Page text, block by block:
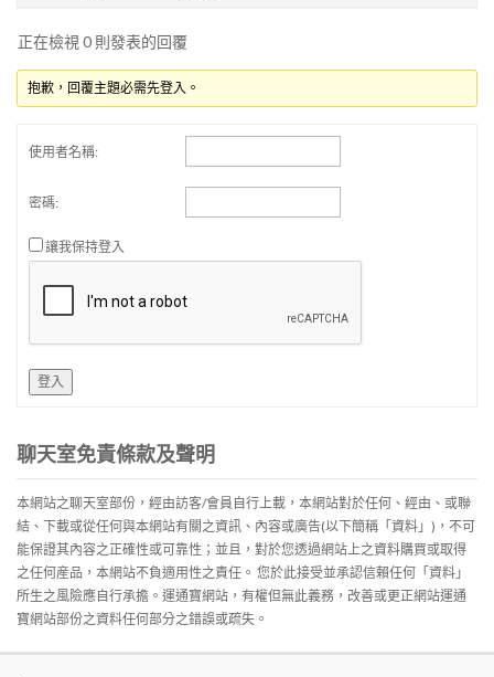
正在檢視 0 則發表的回覆
抱歉，回覆主題必需先登入。
使用者名稱:
密碼:
讓我保持登入
登入
聊天室免責條款及聲明
本網站之聊天室部份，經由訪客/會員自行上載，本網站對於任何、經由、或聯
結、下載或從任何與本網站有關之資訊、內容或廣告(以下簡稱「資料」)，不可
能保證其內容之正確性或可靠性；並且，對於您透過網站上之資料購買或取得
之任何産品，本網站不負適用性之責任。 您於此接受並承認信賴任何「資料」
所生之風險應自行承擔。運通寶網站，有權但無此義務，改善或更正網站運通
寶網站部份之資料任何部分之錯誤或疏失。